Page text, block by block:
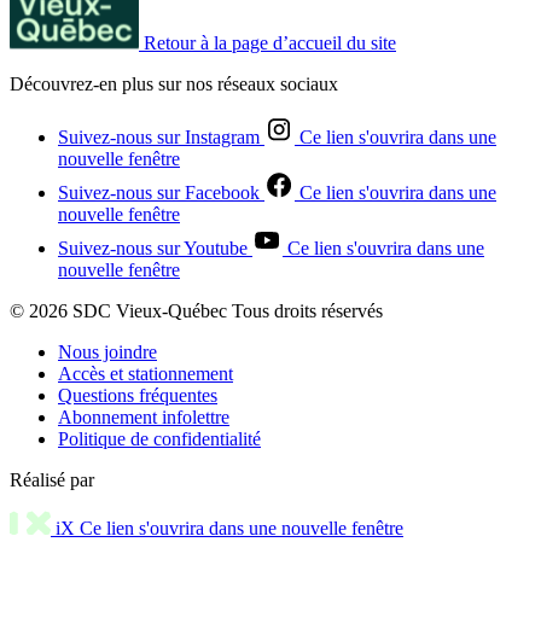
Retour à la page d’accueil du site
Découvrez-en plus sur nos réseaux sociaux
Suivez-nous sur Instagram
Ce lien s'ouvrira dans une
nouvelle fenêtre
Suivez-nous sur Facebook
Ce lien s'ouvrira dans une
nouvelle fenêtre
Suivez-nous sur Youtube
Ce lien s'ouvrira dans une
nouvelle fenêtre
© 2026 SDC Vieux-Québec Tous droits réservés
Nous joindre
Accès et stationnement
Questions fréquentes
Abonnement infolettre
Politique de confidentialité
Réalisé par
iX Ce lien s'ouvrira dans une nouvelle fenêtre